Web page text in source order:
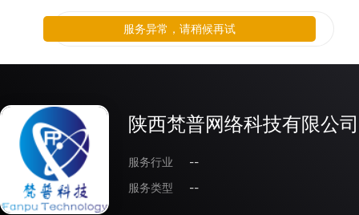
陕西梵普网络科技有限公司
服务行业
--
服务类型
--
服务异常，请稍候再试